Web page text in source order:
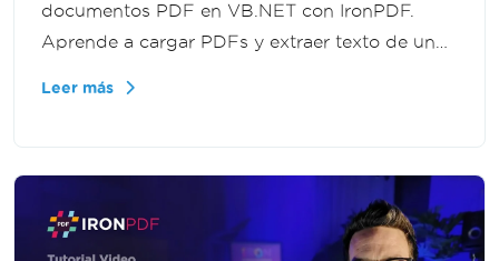
documentos PDF en VB.NET con IronPDF.
Aprende a cargar PDFs y extraer texto de un
Leer más